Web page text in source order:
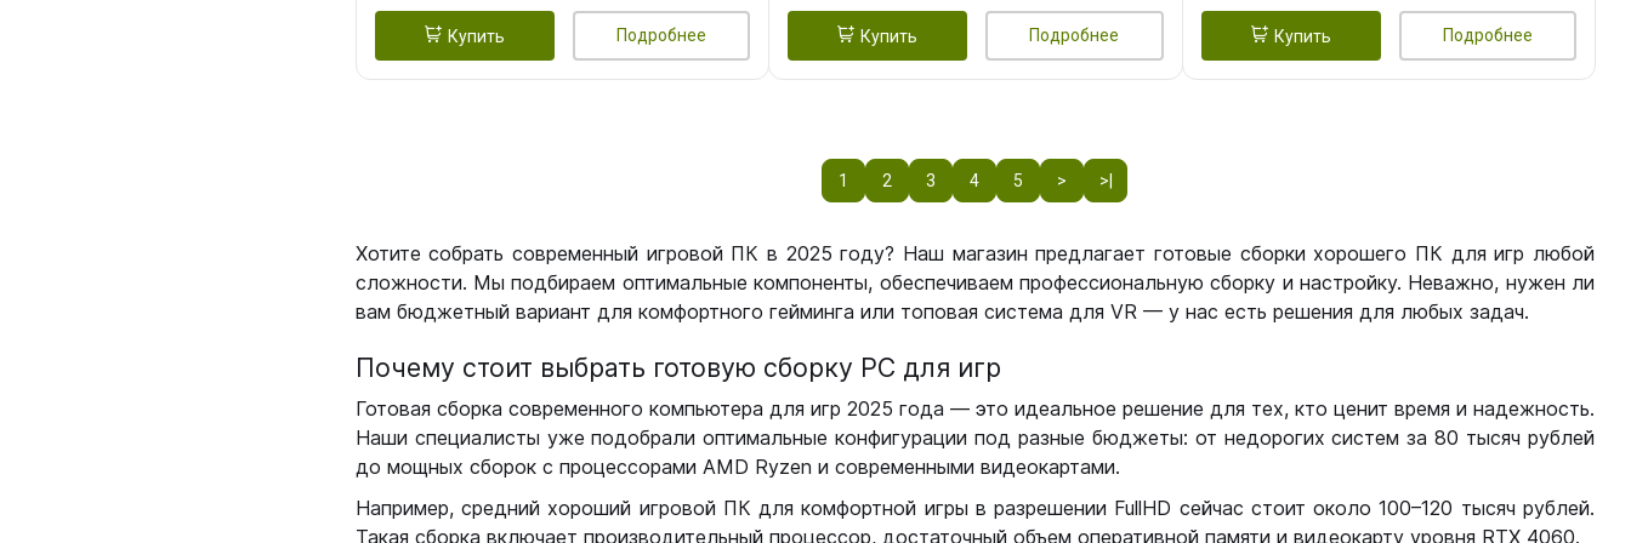
Купить Подробнее Купить Подробнее Купить Подробнее
1 2 3 4 5 > >|
Хотите собрать современный игровой ПК в 2025 году? Наш магазин предлагает готовые сборки хорошего ПК для игр любой
сложности. Мы подбираем оптимальные компоненты, обеспечиваем профессиональную сборку и настройку. Неважно, нужен ли
вам бюджетный вариант для комфортного гейминга или топовая система для VR — у нас есть решения для любых задач.
Почему стоит выбрать готовую сборку РС для игр
Готовая сборка современного компьютера для игр 2025 года — это идеальное решение для тех, кто ценит время и надежность.
Наши специалисты уже подобрали оптимальные конфигурации под разные бюджеты: от недорогих систем за 80 тысяч рублей
до мощных сборок с процессорами AMD Ryzen и современными видеокартами.
Например, средний хороший игровой ПК для комфортной игры в разрешении FullHD сейчас стоит около 100–120 тысяч рублей.
Такая сборка включает производительный процессор, достаточный объем оперативной памяти и видеокарту уровня RTX 4060.